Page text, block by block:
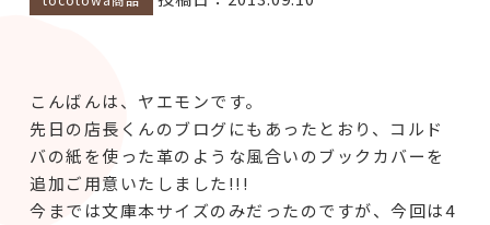
こんばんは、ヤエモンです。
先日の店長くんのブログにもあったとおり、コルド
バの紙を使った革のような風合いのブックカバーを
追加ご用意いたしました!!!
今までは文庫本サイズのみだったのですが、今回は4